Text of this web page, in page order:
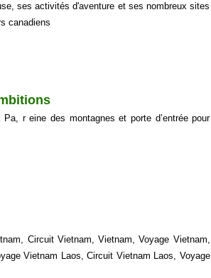
ses activités d'aventure et ses nombreux sites
canadiens
r eine des montagnes et porte d’entrée pour
Circuit Vietnam, Vietnam, Voyage Vietnam,
Vietnam Laos, Circuit Vietnam Laos, Voyage